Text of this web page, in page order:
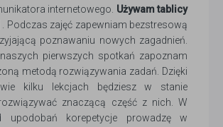
internetowego. Używam tablicy
. Podczas zajęć zapewniam bezstresową
poznawaniu nowych zagadnień.
pierwszych spotkań zapoznam
metodą rozwiązywania zadań. Dzięki
kilku lekcjach będziesz w stanie
znaczącą część z nich. W
upodobań korepetycje prowadzę w